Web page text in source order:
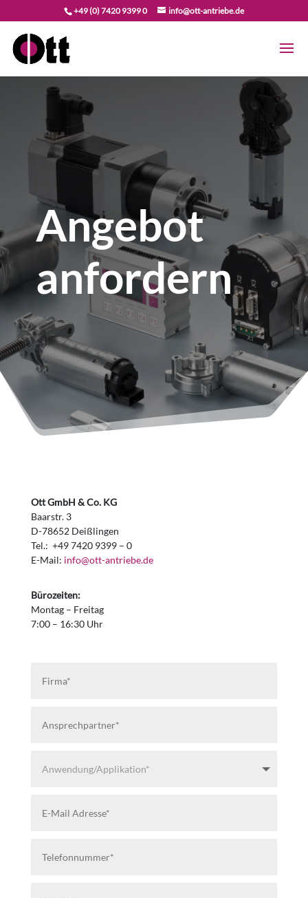
+49 (0) 7420 9399 0 info@ott-antriebe.de
Angebot
anfordern
Ott GmbH & Co. KG
Baarstr. 3
D-78652 Deißlingen
Tel.: +49 7420 9399 – 0
E-Mail: info@ott-antriebe.de
Bürozeiten:
Montag – Freitag
7:00 – 16:30 Uhr